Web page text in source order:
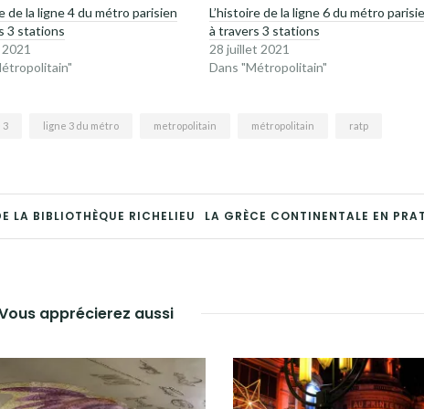
de la ligne 4 du métro parisien
3 stations
L’histoire de la ligne 6 du métro
à travers 3 stations
28 juillet 2021
Dans "Métropolitain"
3 ligne 3 du métro metropolitain métropolitain ratp
LA BIBLIOTHÈQUE RICHELIEU LA GRÈCE CONTINENTALE EN
apprécierez aussi